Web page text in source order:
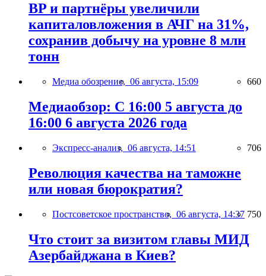
BP и партнёры увеличили
капиталовложения в АЧГ на 31%,
сохранив добычу на уровне 8 млн
тонн
Медиа обозрение, 06 августа, 15:09 660
Медиаобзор: С 16:00 5 августа до
16:00 6 августа 2026 года
Экспресс-анализ, 06 августа, 14:51 706
Революция качества на таможне
или новая бюрократия?
Постсоветское пространство, 06 августа, 14:37 750
Что стоит за визитом главы МИД
Азербайджана в Киев?